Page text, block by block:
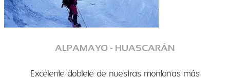
ALPAMAYO - HUASCARÁN
Excelente doblete de nuestras montañas más